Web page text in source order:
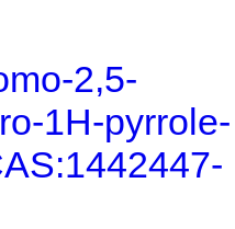
2,5-
1H-pyrrole-